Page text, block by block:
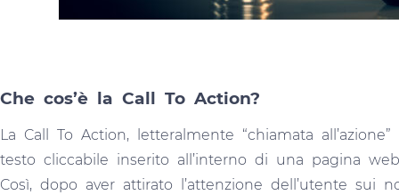
Che cos’è la Call To Action?
La Call To Action, letteralmente “chiamata
testo cliccabile inserito all’interno di una pagina
Così, dopo aver attirato l’attenzione dell’utente sui